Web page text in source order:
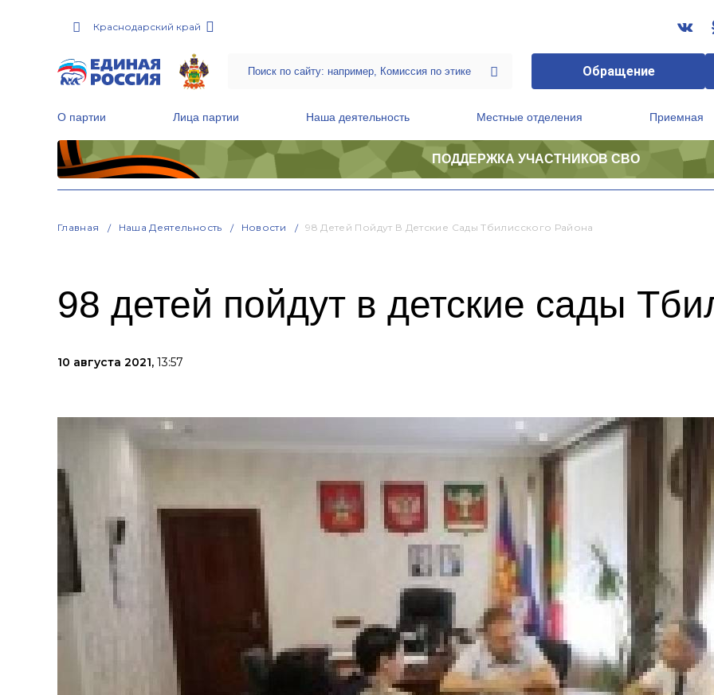
Краснодарский край
Обращение
О партии Лица партии Наша деятельность Местные отделения Приемная
ПОДДЕРЖКА УЧАСТНИКОВ СВО
Главная Наша Деятельность Новости 98 Детей Пойдут В Детские Сады Тбилисского Района
98 детей пойдут в детские сады
10 августа 2021, 13:57